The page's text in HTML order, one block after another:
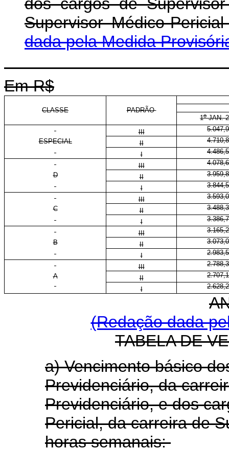
Supervisor Médico-
dada pela Medida
Em R$
CLASSE
PADRÃO
1oJAN.
III
ESPECIAL
II
I
III
D
II
I
III
C
II
I
III
B
II
I
III
A
II
I
(Redação dada
TABELA DE
a) Vencimento básico
Previdenciário, da
Previdenciário, e dos
Pericial, da carreira de
horas semanais: